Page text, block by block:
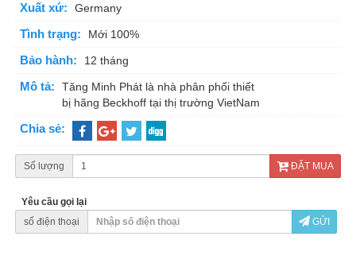
Xuất xứ: Germany
Tình trạng: Mới 100%
Bảo hành: 12 tháng
Mô tả:
Tăng Minh Phát là nhà phân phối thiết
bị hãng Beckhoff tại thị trường VietNam
Chia sẻ:
Số lượng ĐẶT MUA
Yêu cầu gọi lại
số điện thoại
GỬI